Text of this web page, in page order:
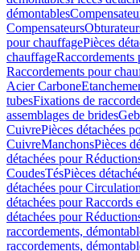
démontables
Compensateurs
pour chauffagePièces
chauffageRaccordements
Raccordements pour
Acier Carbone
tubesFixations de
assemblages de brides
CuivrePièces détachées
CuivreManchonsPièces
détachées pour
CoudesTésPièces
détachées pour
détachées pour Raccords
détachées pour
raccordements,
raccordements,